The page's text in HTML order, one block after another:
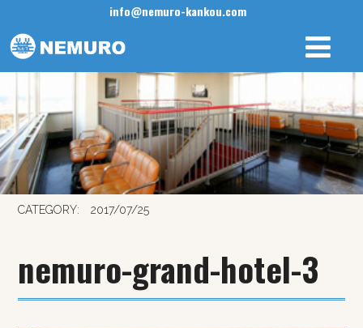
info@nemuro-kankou.com
CATEGORY: 2017/07/25
nemuro-grand-hotel-3